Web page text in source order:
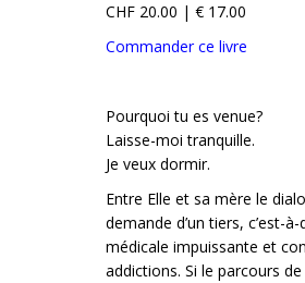
CHF 20.00 | € 17.00
Commander ce livre
Pourquoi tu es venue?
Laisse-moi tranquille.
Je veux dormir.
Entre Elle et sa mère le
demande d’un tiers, c’est-
médicale impuissante et
addictions. Si le parcours